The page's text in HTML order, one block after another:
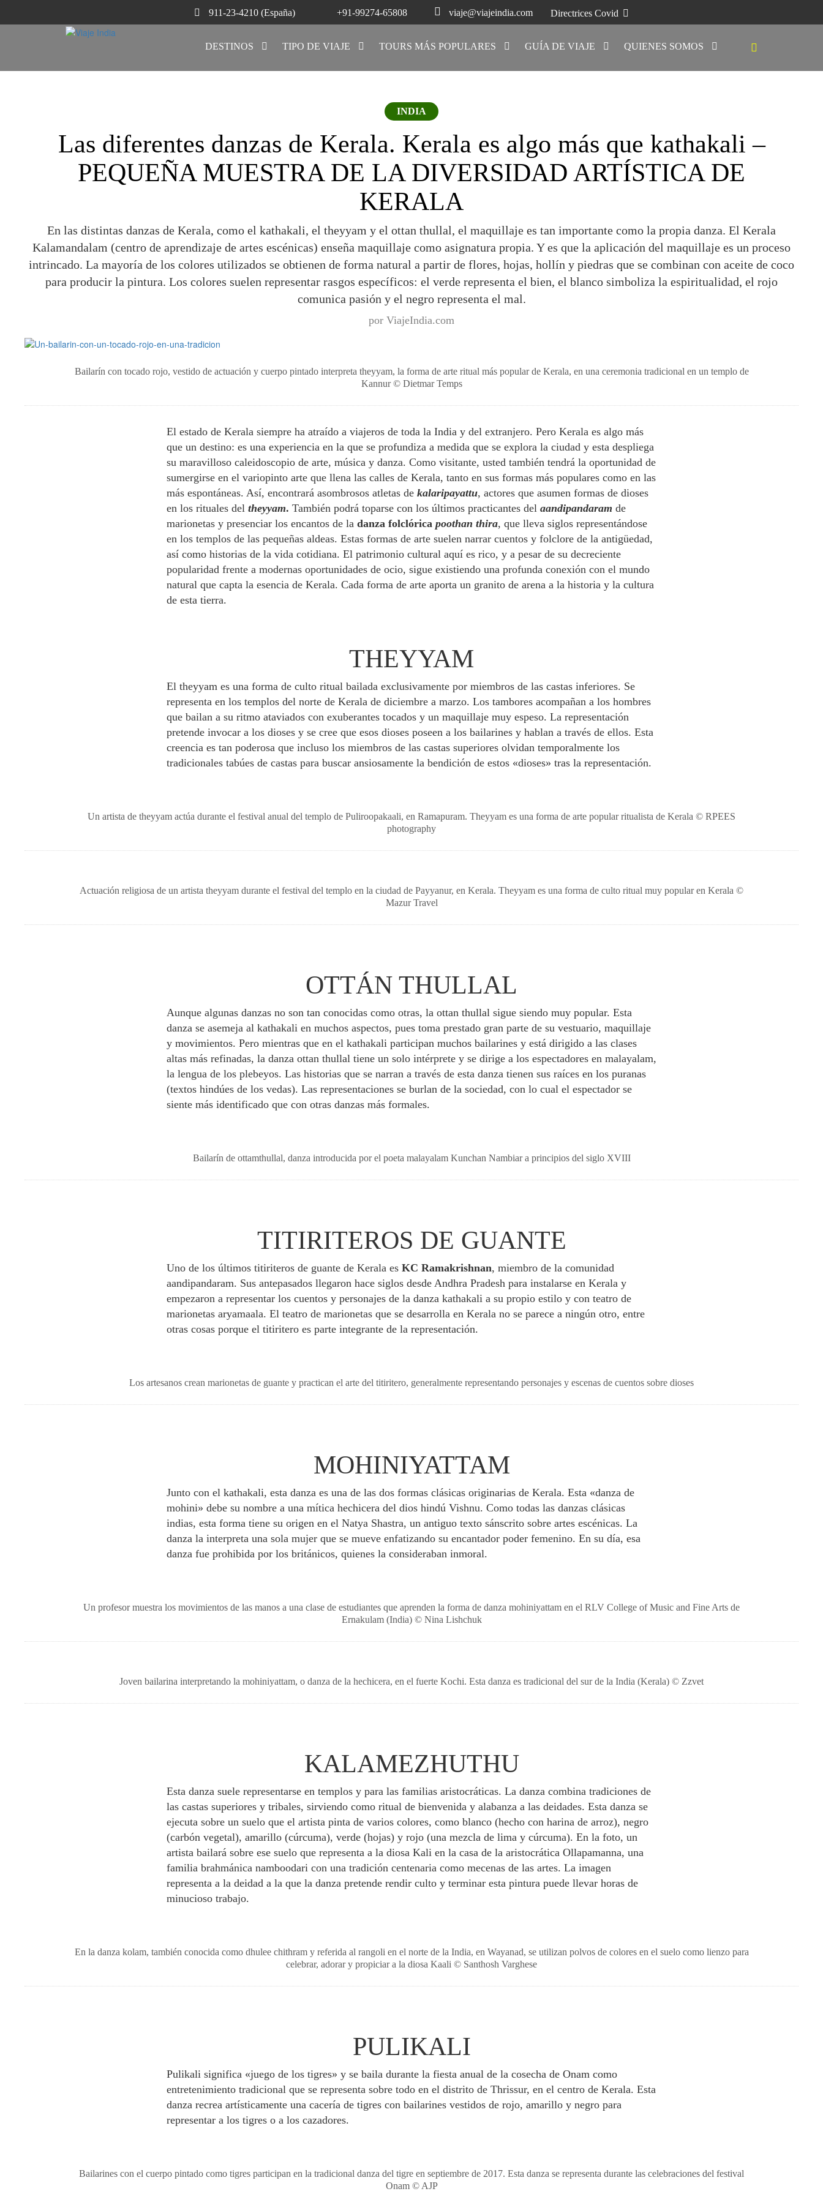
911-23-4210 (España) +91-99274-65808 viaje@viajeindia.com Directrices Covid
DESTINOS TIPO DE VIAJE TOURS MÁS POPULARES GUÍA DE VIAJE QUIENES SOMOS
INDIA
Las diferentes danzas de Kerala. Kerala es algo más que kathakali –
PEQUEÑA MUESTRA DE LA DIVERSIDAD ARTÍSTICA DE
KERALA
En las distintas danzas de Kerala, como el kathakali, el theyyam y el ottan thullal, el maquillaje es tan importante como la propia danza. El Kerala
Kalamandalam (centro de aprendizaje de artes escénicas) enseña maquillaje como asignatura propia. Y es que la aplicación del maquillaje es un proceso
intrincado. La mayoría de los colores utilizados se obtienen de forma natural a partir de flores, hojas, hollín y piedras que se combinan con aceite de coco
para producir la pintura. Los colores suelen representar rasgos específicos: el verde representa el bien, el blanco simboliza la espiritualidad, el rojo
comunica pasión y el negro representa el mal.
por ViajeIndia.com
Bailarín con tocado rojo, vestido de actuación y cuerpo pintado interpreta theyyam, la forma de arte ritual más popular de Kerala, en una ceremonia tradicional en un templo de
Kannur © Dietmar Temps
El estado de Kerala siempre ha atraído a viajeros de toda la India y del extranjero. Pero Kerala es algo más
que un destino: es una experiencia en la que se profundiza a medida que se explora la ciudad y esta despliega
su maravilloso caleidoscopio de arte, música y danza. Como visitante, usted también tendrá la oportunidad de
sumergirse en el variopinto arte que llena las calles de Kerala, tanto en sus formas más populares como en las
más espontáneas. Así, encontrará asombrosos atletas de kalaripayattu, actores que asumen formas de dioses
en los rituales del theyyam. También podrá toparse con los últimos practicantes del aandipandaram de
marionetas y presenciar los encantos de la danza folclórica poothan thira, que lleva siglos representándose
en los templos de las pequeñas aldeas. Estas formas de arte suelen narrar cuentos y folclore de la antigüedad,
así como historias de la vida cotidiana. El patrimonio cultural aquí es rico, y a pesar de su decreciente
popularidad frente a modernas oportunidades de ocio, sigue existiendo una profunda conexión con el mundo
natural que capta la esencia de Kerala. Cada forma de arte aporta un granito de arena a la historia y la cultura
de esta tierra.
THEYYAM
El theyyam es una forma de culto ritual bailada exclusivamente por miembros de las castas inferiores. Se
representa en los templos del norte de Kerala de diciembre a marzo. Los tambores acompañan a los hombres
que bailan a su ritmo ataviados con exuberantes tocados y un maquillaje muy espeso. La representación
pretende invocar a los dioses y se cree que esos dioses poseen a los bailarines y hablan a través de ellos. Esta
creencia es tan poderosa que incluso los miembros de las castas superiores olvidan temporalmente los
tradicionales tabúes de castas para buscar ansiosamente la bendición de estos «dioses» tras la representación.
Un artista de theyyam actúa durante el festival anual del templo de Puliroopakaali, en Ramapuram. Theyyam es una forma de arte popular ritualista de Kerala © RPEES
photography
Actuación religiosa de un artista theyyam durante el festival del templo en la ciudad de Payyanur, en Kerala. Theyyam es una forma de culto ritual muy popular en Kerala ©
Mazur Travel
OTTÁN THULLAL
Aunque algunas danzas no son tan conocidas como otras, la ottan thullal sigue siendo muy popular. Esta
danza se asemeja al kathakali en muchos aspectos, pues toma prestado gran parte de su vestuario, maquillaje
y movimientos. Pero mientras que en el kathakali participan muchos bailarines y está dirigido a las clases
altas más refinadas, la danza ottan thullal tiene un solo intérprete y se dirige a los espectadores en malayalam,
la lengua de los plebeyos. Las historias que se narran a través de esta danza tienen sus raíces en los puranas
(textos hindúes de los vedas). Las representaciones se burlan de la sociedad, con lo cual el espectador se
siente más identificado que con otras danzas más formales.
Bailarín de ottamthullal, danza introducida por el poeta malayalam Kunchan Nambiar a principios del siglo XVIII
TITIRITEROS DE GUANTE
Uno de los últimos titiriteros de guante de Kerala es KC Ramakrishnan, miembro de la comunidad
aandipandaram. Sus antepasados llegaron hace siglos desde Andhra Pradesh para instalarse en Kerala y
empezaron a representar los cuentos y personajes de la danza kathakali a su propio estilo y con teatro de
marionetas aryamaala. El teatro de marionetas que se desarrolla en Kerala no se parece a ningún otro, entre
otras cosas porque el titiritero es parte integrante de la representación.
Los artesanos crean marionetas de guante y practican el arte del titiritero, generalmente representando personajes y escenas de cuentos sobre dioses
MOHINIYATTAM
Junto con el kathakali, esta danza es una de las dos formas clásicas originarias de Kerala. Esta «danza de
mohini» debe su nombre a una mítica hechicera del dios hindú Vishnu. Como todas las danzas clásicas
indias, esta forma tiene su origen en el Natya Shastra, un antiguo texto sánscrito sobre artes escénicas. La
danza la interpreta una sola mujer que se mueve enfatizando su encantador poder femenino. En su día, esa
danza fue prohibida por los británicos, quienes la consideraban inmoral.
Un profesor muestra los movimientos de las manos a una clase de estudiantes que aprenden la forma de danza mohiniyattam en el RLV College of Music and Fine Arts de
Ernakulam (India) © Nina Lishchuk
Joven bailarina interpretando la mohiniyattam, o danza de la hechicera, en el fuerte Kochi. Esta danza es tradicional del sur de la India (Kerala) © Zzvet
KALAMEZHUTHU
Esta danza suele representarse en templos y para las familias aristocráticas. La danza combina tradiciones de
las castas superiores y tribales, sirviendo como ritual de bienvenida y alabanza a las deidades. Esta danza se
ejecuta sobre un suelo que el artista pinta de varios colores, como blanco (hecho con harina de arroz), negro
(carbón vegetal), amarillo (cúrcuma), verde (hojas) y rojo (una mezcla de lima y cúrcuma). En la foto, un
artista bailará sobre ese suelo que representa a la diosa Kali en la casa de la aristocrática Ollapamanna, una
familia brahmánica namboodari con una tradición centenaria como mecenas de las artes. La imagen
representa a la deidad a la que la danza pretende rendir culto y terminar esta pintura puede llevar horas de
minucioso trabajo.
En la danza kolam, también conocida como dhulee chithram y referida al rangoli en el norte de la India, en Wayanad, se utilizan polvos de colores en el suelo como lienzo para
celebrar, adorar y propiciar a la diosa Kaali © Santhosh Varghese
PULIKALI
Pulikali significa «juego de los tigres» y se baila durante la fiesta anual de la cosecha de Onam como
entretenimiento tradicional que se representa sobre todo en el distrito de Thrissur, en el centro de Kerala. Esta
danza recrea artísticamente una cacería de tigres con bailarines vestidos de rojo, amarillo y negro para
representar a los tigres o a los cazadores.
Bailarines con el cuerpo pintado como tigres participan en la tradicional danza del tigre en septiembre de 2017. Esta danza se representa durante las celebraciones del festival
Onam © AJP